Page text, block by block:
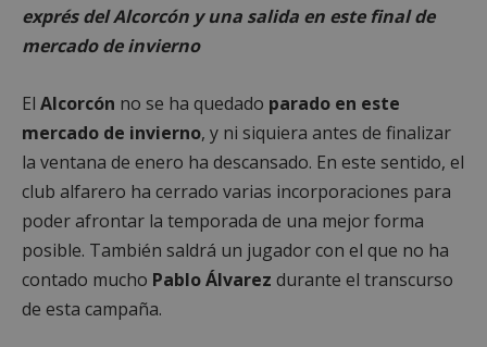
exprés del Alcorcón y una salida en este final de
mercado de invierno
El Alcorcón no se ha quedado parado en este
mercado de invierno, y ni siquiera antes de finalizar
la ventana de enero ha descansado. En este sentido, el
club alfarero ha cerrado varias incorporaciones para
poder afrontar la temporada de una mejor forma
posible. También saldrá un jugador con el que no ha
contado mucho Pablo Álvarez durante el transcurso
de esta campaña.